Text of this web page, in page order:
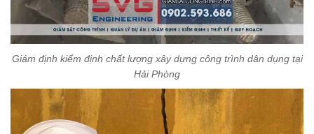
Giám định kiểm định chất lượng xây dựng công trình dân dụng tại
Hải Phòng